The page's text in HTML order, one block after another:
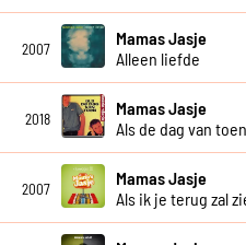
2007
Mamas Jasje
Alleen liefde
2018
Mamas Jasje
Als de dag van toen
2007
Mamas Jasje
Als ik je terug zal